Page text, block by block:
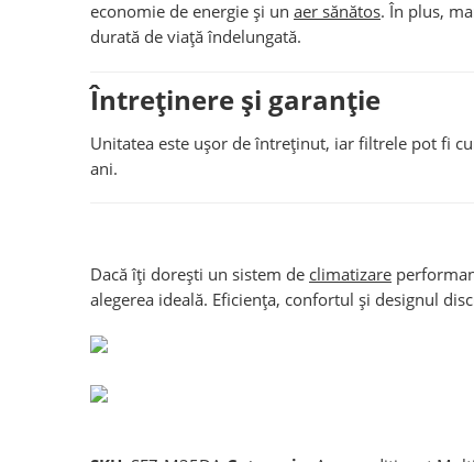
economie de energie și un aer sănătos. În plus,
durată de viață îndelungată.
Întreținere și garanție
Unitatea este ușor de întreținut, iar filtrele pot fi
ani.
Dacă îți dorești un sistem de climatizare
alegerea ideală. Eficiența, confortul și designul